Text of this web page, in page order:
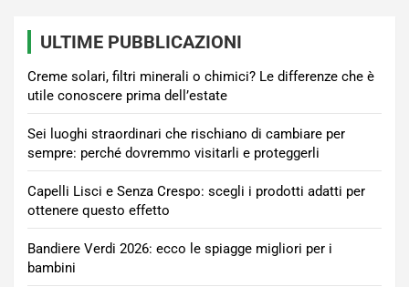
ULTIME PUBBLICAZIONI
Creme solari, filtri minerali o chimici? Le differenze che è
utile conoscere prima dell’estate
Sei luoghi straordinari che rischiano di cambiare per
sempre: perché dovremmo visitarli e proteggerli
Capelli Lisci e Senza Crespo: scegli i prodotti adatti per
ottenere questo effetto
Bandiere Verdi 2026: ecco le spiagge migliori per i
bambini